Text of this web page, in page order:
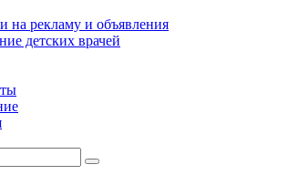
на рекламу и объявления
детских врачей
Поиск